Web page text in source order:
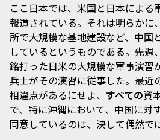
ここ日本では、米国と日本による
報道されている。それは明らかに
所で大規模な基地建設など、中国
しているというものである。先週
銘打った日米の大規模な軍事演習
兵士がその演習に従事した。最近
相違点があるにせよ、 すべての資
で、特に沖縄において、中国に対
同意しているのは、決して偶然で